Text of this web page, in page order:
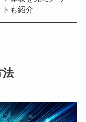
も紹介
法